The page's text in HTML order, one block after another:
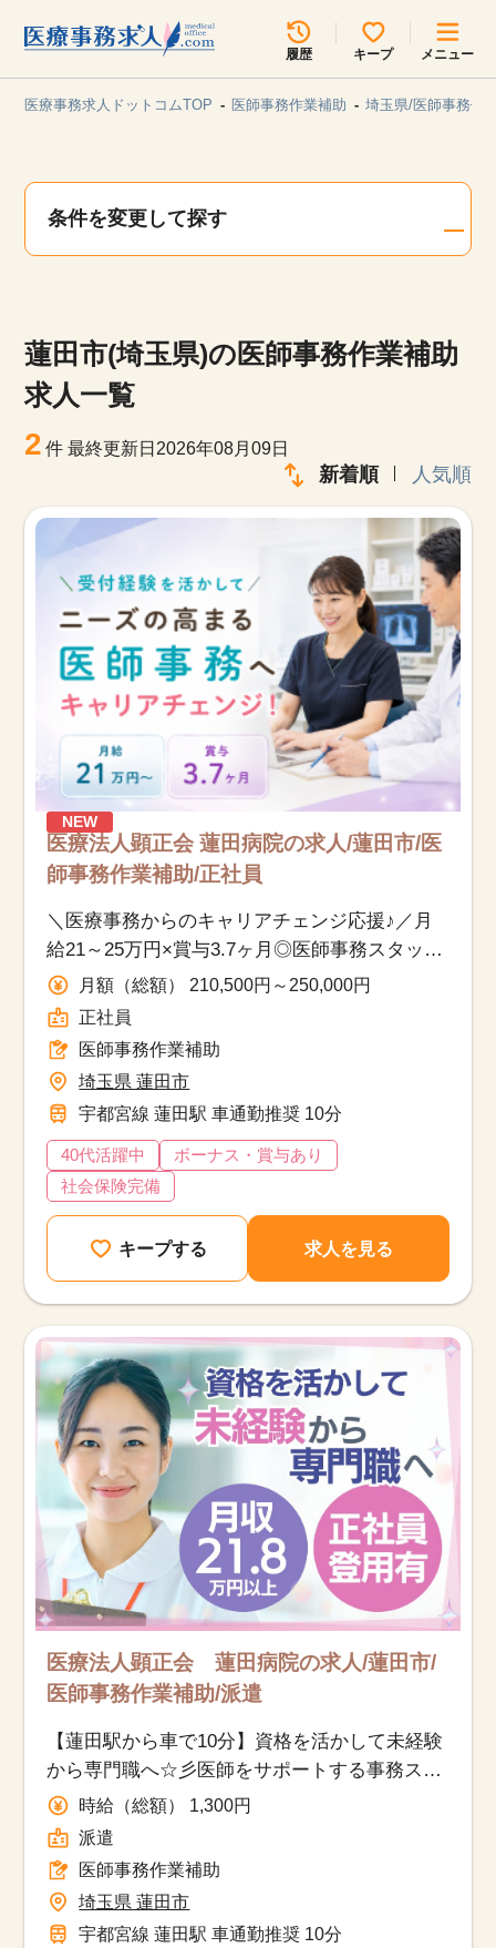
履歴 キープ メニュー
見学会・イベント情報
お知らせ
医療事務求人ドットコムとは
サイトの使い方
就職サポート
人材をお探しの医療機関・企業様
運営会社
医療事務求人ドットコムTOP 医師事務作業補助 埼玉県/医師事務作
条件を変更して探す
蓮田市(埼玉県)の医師事務作業補助
求人一覧
2 件最終更新日2026年08月09日
新着順 人気順
NEW
医療法人顕正会 蓮田病院の求人/蓮田市/医
師事務作業補助/正社員
＼医療事務からのキャリアチェンジ応援♪／月
給21～25万円×賞与3.7ヶ月◎医師事務スタッフ
募集月額（総額） 210,500円～250,000円
正社員
医師事務作業補助
埼玉県 蓮田市
宇都宮線 蓮田駅 車通勤推奨 10分
40代活躍中
ボーナス・賞与あり
社会保険完備
キープする 求人を見る
医療法人顕正会 蓮田病院の求人/蓮田市/
医師事務作業補助/派遣
【蓮田駅から車で10分】資格を活かして未経験
から専門職へ☆彡医師をサポートする事務ス
タッフ募集◎正社員登用のチャンスあり☆
時給（総額） 1,300円
派遣
医師事務作業補助
埼玉県 蓮田市
宇都宮線 蓮田駅 車通勤推奨 10分
所在地のエリアを選択してください
各支店担当よりご連絡させていただきます。
関東
甲信越・北陸 中国・四国
九州・沖縄